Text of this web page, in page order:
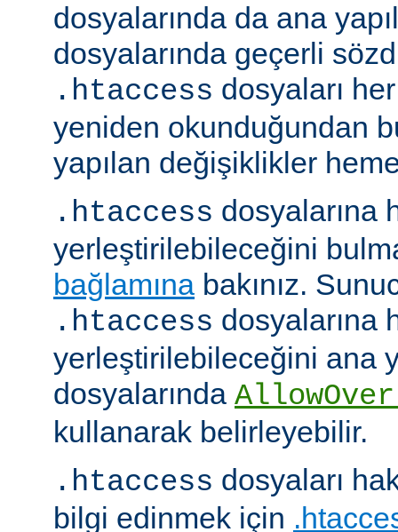
dosyalarında da ana
dosyalarında geçerli
.htaccess dosyaları
yeniden okunduğundan
yapılan değişiklikler
.htaccess dosyalarına
yerleştirilebileceğini
bağlamına bakınız.
.htaccess dosyalarına
yerleştirilebileceğini ana
dosyalarında
kullanarak belirleyebilir.
.htaccess dosyaları
bilgi edinmek için